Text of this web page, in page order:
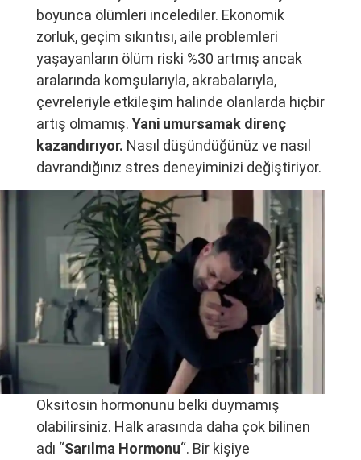
boyunca ölümleri incelediler. Ekonomik
zorluk, geçim sıkıntısı, aile problemleri
yaşayanların ölüm riski %30 artmış ancak
aralarında komşularıyla, akrabalarıyla,
çevreleriyle etkileşim halinde olanlarda hiçbir
artış olmamış. Yani umursamak direnç
kazandırıyor. Nasıl düşündüğünüz ve nasıl
davrandığınız stres deneyiminizi değiştiriyor.
Oksitosin hormonunu belki duymamış
olabilirsiniz. Halk arasında daha çok bilinen
adı “Sarılma Hormonu“. Bir kişiye